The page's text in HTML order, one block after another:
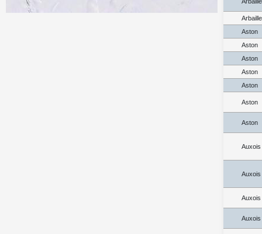
Aston
Aston
Aston
Aston
Aston
Aston
Aston
Auxois
Auxois
Auxois
Auxois